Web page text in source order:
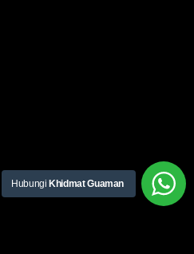
Hubungi Khidmat Guaman